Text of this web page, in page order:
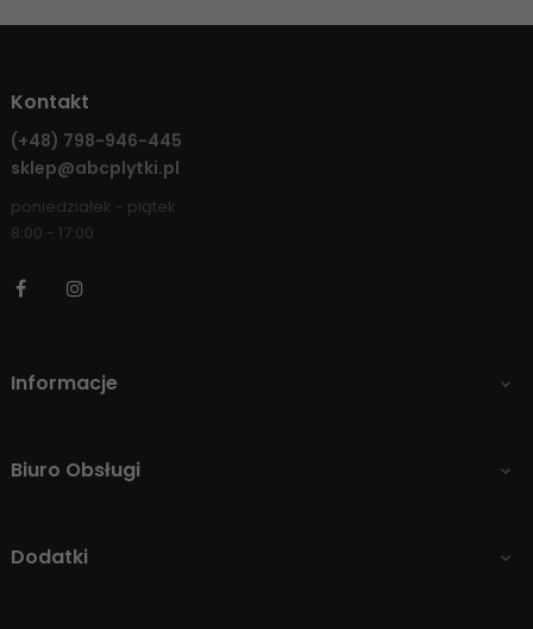
Kontakt
(+48) 798-946-445
sklep@abcplytki.pl
poniedziałek - piątek
8:00 - 17:00
Facebook
Informacje 
Biuro Obsługi 
Dodatki 